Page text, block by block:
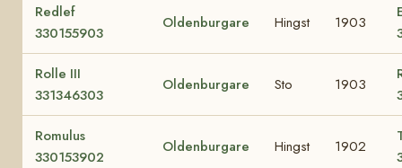
Redlef
330155903
Oldenburgare Hingst 1903
Rolle III
331346303
Oldenburgare Sto 1903
Romulus
330153902
Oldenburgare Hingst 1902